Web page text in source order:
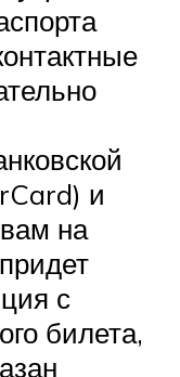
и
на
с
билета,